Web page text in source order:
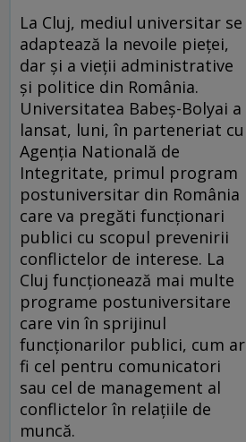
La Cluj, mediul universitar se
adaptează la nevoile pieţei,
dar şi a vieţii administrative
şi politice din România.
Universitatea Babeş-Bolyai a
lansat, luni, în parteneriat cu
Agenţia Natională de
Integritate, primul program
postuniversitar din România
care va pregăti funcţionari
publici cu scopul prevenirii
conflictelor de interese. La
Cluj funcţionează mai multe
programe postuniversitare
care vin în sprijinul
funcţionarilor publici, cum ar
fi cel pentru comunicatori
sau cel de management al
conflictelor în relaţiile de
muncă.